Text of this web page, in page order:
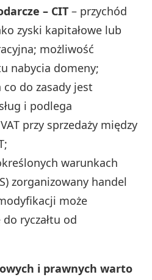
– CIT – przychód
zyski kapitałowe lub
możliwość
nabycia domeny;
do zasady jest
i podlega
przy sprzedaży między
warunkach
zorganizowany handel
może
ryczałtu od
i prawnych warto